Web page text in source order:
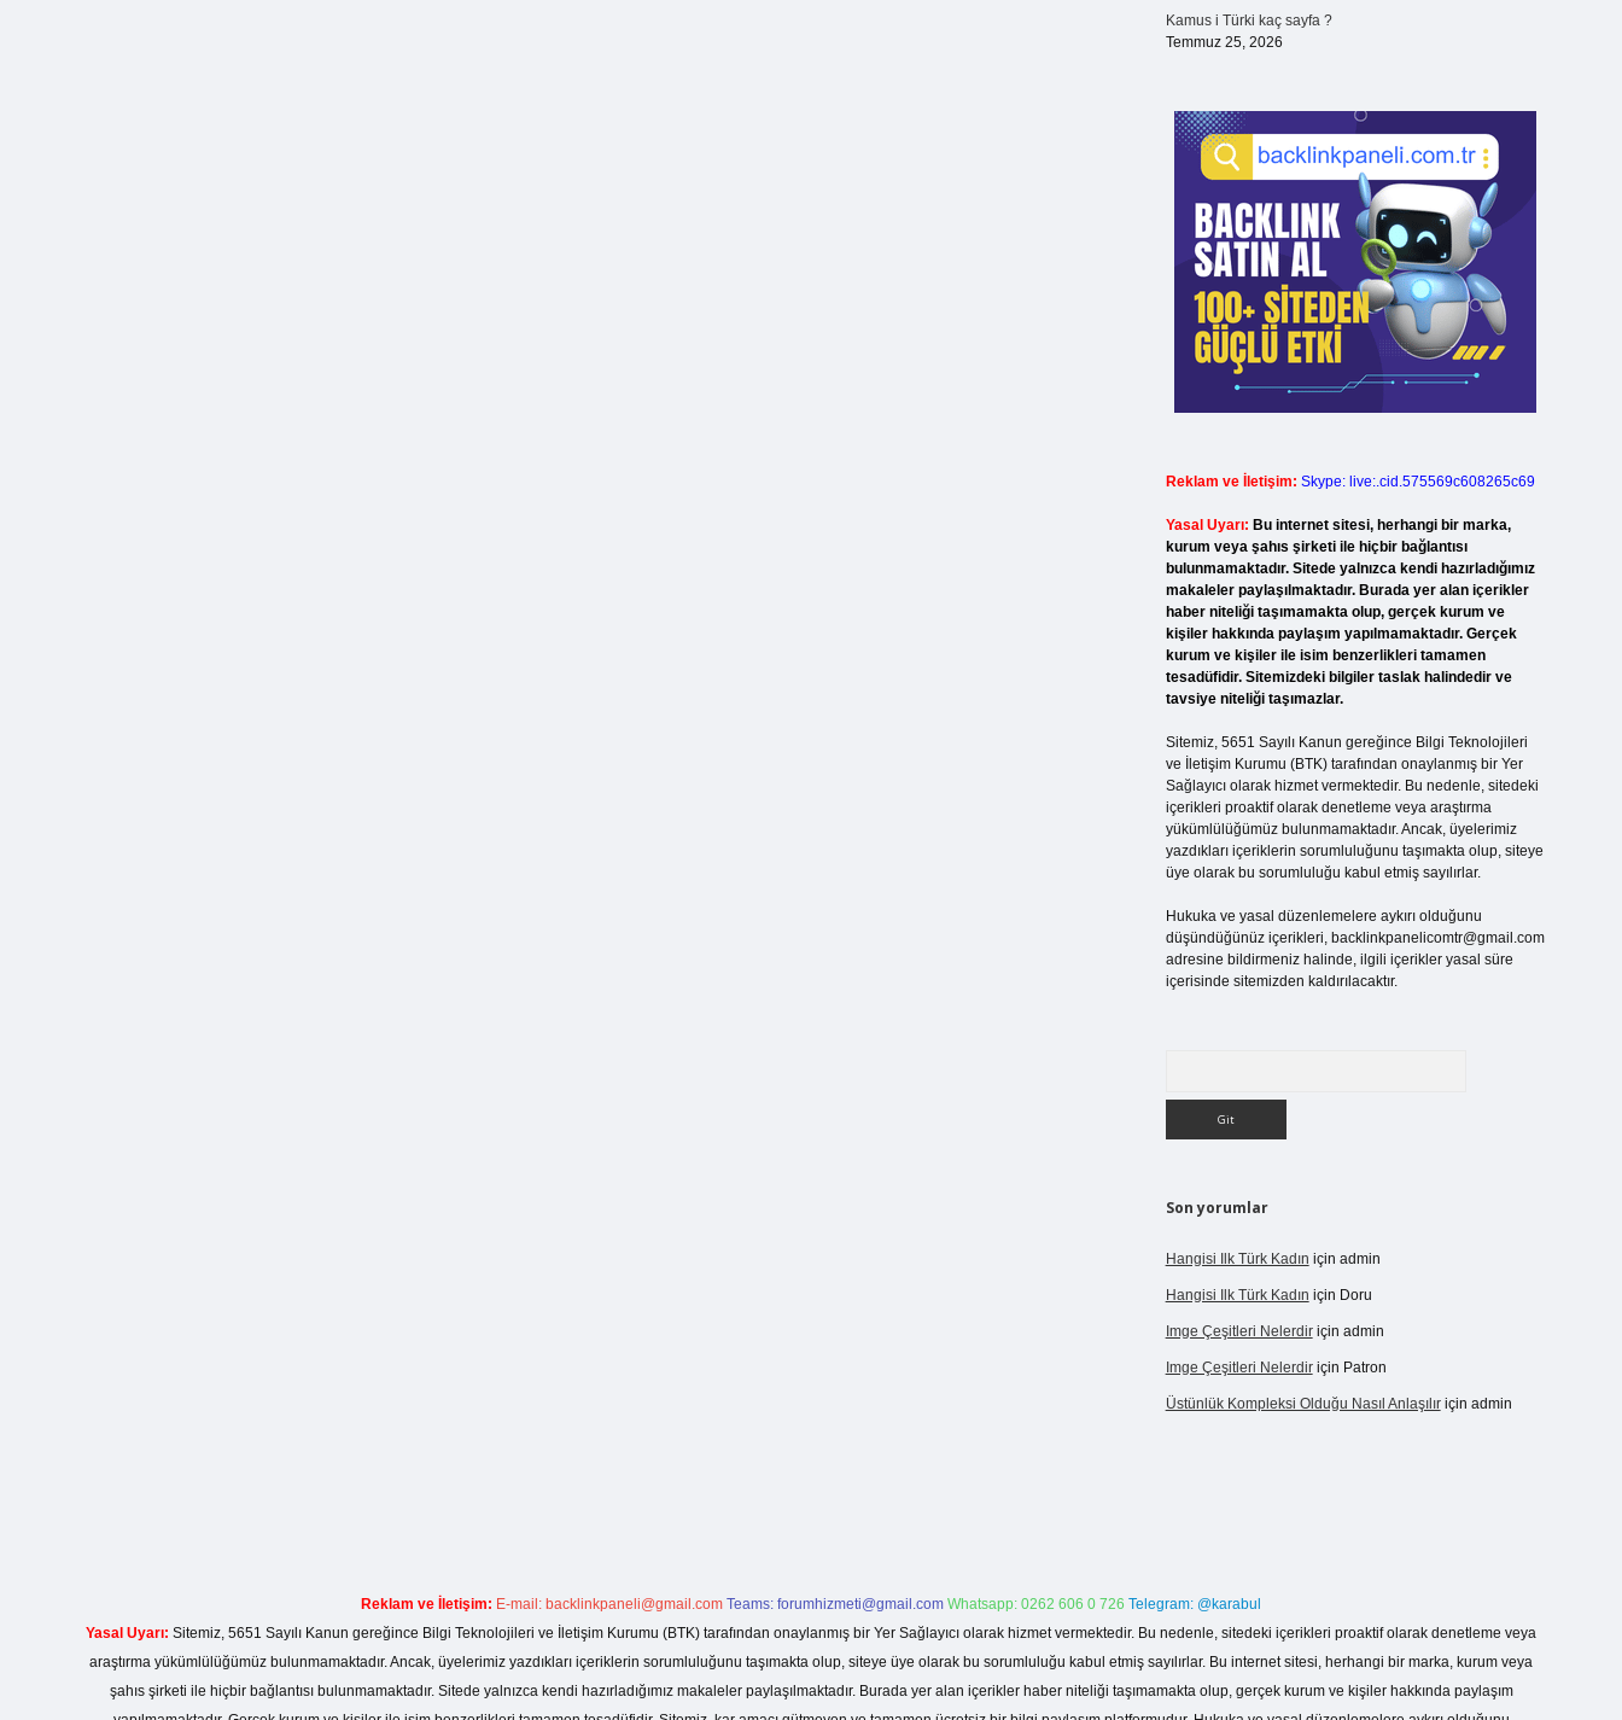
Kamus i Türki kaç sayfa ?
Temmuz 25, 2026
Reklam ve İletişim: Skype: live:.cid.575569c608265c69
Yasal Uyarı: Bu internet sitesi, herhangi bir marka,
kurum veya şahıs şirketi ile hiçbir bağlantısı
bulunmamaktadır. Sitede yalnızca kendi hazırladığımız
makaleler paylaşılmaktadır. Burada yer alan içerikler
haber niteliği taşımamakta olup, gerçek kurum ve
kişiler hakkında paylaşım yapılmamaktadır. Gerçek
kurum ve kişiler ile isim benzerlikleri tamamen
tesadüfidir. Sitemizdeki bilgiler taslak halindedir ve
tavsiye niteliği taşımazlar.
Sitemiz, 5651 Sayılı Kanun gereğince Bilgi Teknolojileri
ve İletişim Kurumu (BTK) tarafından onaylanmış bir Yer
Sağlayıcı olarak hizmet vermektedir. Bu nedenle, sitedeki
içerikleri proaktif olarak denetleme veya araştırma
yükümlülüğümüz bulunmamaktadır. Ancak, üyelerimiz
yazdıkları içeriklerin sorumluluğunu taşımakta olup, siteye
üye olarak bu sorumluluğu kabul etmiş sayılırlar.
Hukuka ve yasal düzenlemelere aykırı olduğunu
düşündüğünüz içerikleri, backlinkpanelicomtr@gmail.com
adresine bildirmeniz halinde, ilgili içerikler yasal süre
içerisinde sitemizden kaldırılacaktır.
Son yorumlar
Hangisi Ilk Türk Kadın için admin
Hangisi Ilk Türk Kadın için Doru
Imge Çeşitleri Nelerdiriçin admin
Imge Çeşitleri Nelerdiriçin Patron
Üstünlük Kompleksi Olduğu Nasıl Anlaşılıriçin admin
Reklam ve İletişim: E-mail: backlinkpaneli@gmail.com Teams: forumhizmeti@gmail.com Whatsapp: 0262 606 0 726 Telegram: @karabul
Yasal Uyarı: Sitemiz, 5651 Sayılı Kanun gereğince Bilgi Teknolojileri ve İletişim Kurumu (BTK) tarafından onaylanmış bir Yer Sağlayıcı olarak hizmet vermektedir. Bu nedenle, sitedeki içerikleri proaktif olarak denetleme veya
araştırma yükümlülüğümüz bulunmamaktadır. Ancak, üyelerimiz yazdıkları içeriklerin sorumluluğunu taşımakta olup, siteye üye olarak bu sorumluluğu kabul etmiş sayılırlar. Bu internet sitesi, herhangi bir marka, kurum veya
şahıs şirketi ile hiçbir bağlantısı bulunmamaktadır. Sitede yalnızca kendi hazırladığımız makaleler paylaşılmaktadır. Burada yer alan içerikler haber niteliği taşımamakta olup, gerçek kurum ve kişiler hakkında paylaşım